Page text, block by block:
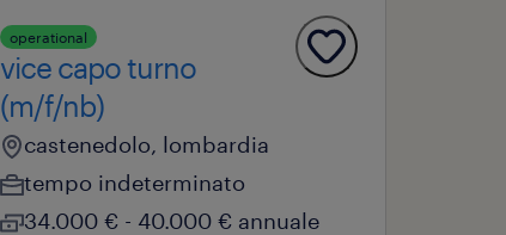
operational
vice capo turno
(m/f/nb)
castenedolo, lombardia
tempo indeterminato
34.000 € - 40.000 € annuale